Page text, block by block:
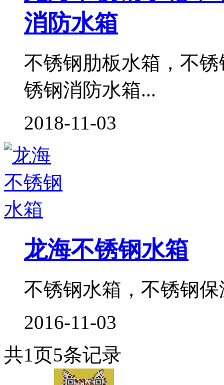
消防水箱
不锈钢肋板水箱，不
锈钢消防水箱...
2018-11-03
龙海不锈钢水箱
不锈钢水箱，不锈钢
2016-11-03
共1页5条记录